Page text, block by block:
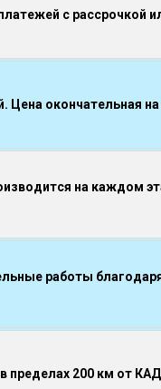
с рассрочкой
Цена окончательная
на каждом
работы
пределах 200 км от